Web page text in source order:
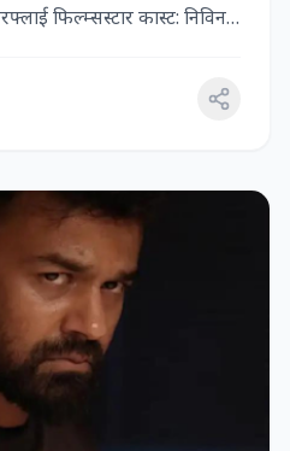
फिल्म्सस्टार कास्ट: निविन